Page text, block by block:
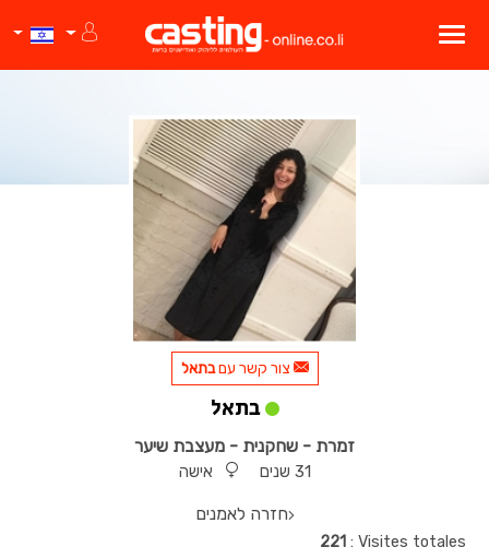
צור קשר עםבתאל
בתאל
זמרת - שחקנית - מעצבת שיער
31 שנים אישה
חזרה לאמנים
Visites totales
221